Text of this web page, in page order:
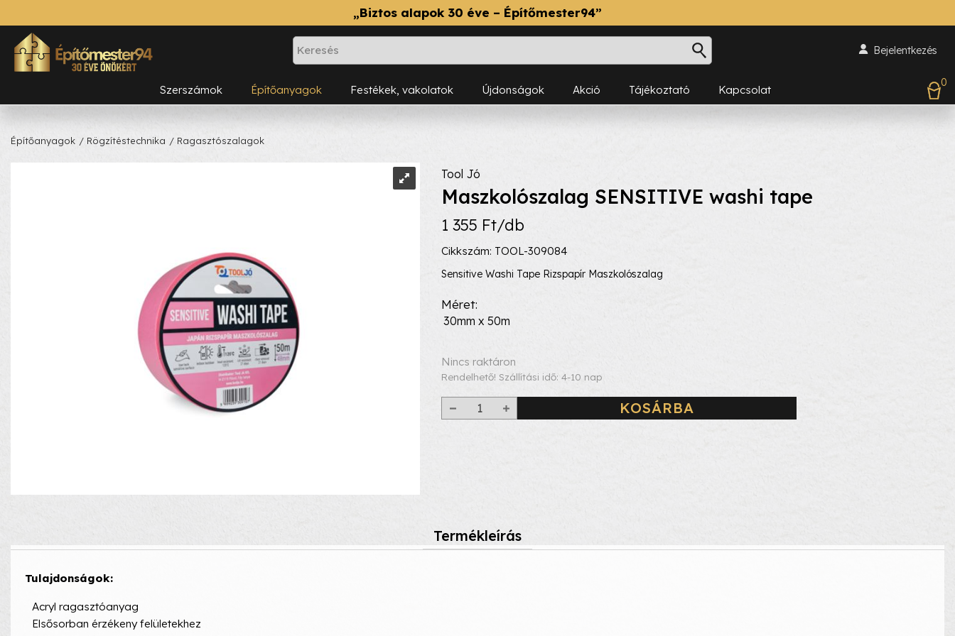
„Biztos alapok 30 éve – Építőmester94”
Bejelentkezés
Szerszámok Építőanyagok Festékek, vakolatok Újdonságok Akció Tájékoztató Kapcsolat
0
Építőanyagok / Rögzítéstechnika / Ragasztószalagok
Tool Jó
Maszkolószalag SENSITIVE washi tape
1 355 Ft/db
Cikkszám: TOOL-309084
Sensitive Washi Tape Rizspapír Maszkolószalag
Méret
30mm x 50m
Nincs raktáron
Rendelhető! Szállítási idő: 4-10 nap
KOSÁRBA
Termékleírás
Tulajdonságok:
Acryl ragasztóanyag
Elsősorban érzékeny felületekhez